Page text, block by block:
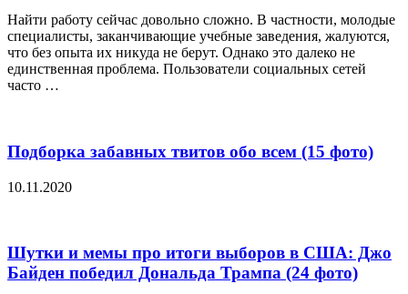
Найти работу сейчас довольно сложно. В частности, молодые
специалисты, заканчивающие учебные заведения, жалуются,
что без опыта их никуда не берут. Однако это далеко не
единственная проблема. Пользователи социальных сетей
часто …
Подборка забавных твитов обо всем (15 фото)
10.11.2020
Шутки и мемы про итоги выборов в США: Джо
Байден победил Дональда Трампа (24 фото)